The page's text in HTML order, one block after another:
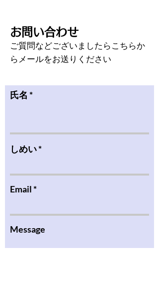
​お問い合わせ
​ご質問などございましたらこちらか
らメールをお送りください
氏名
しめい
Email
Message